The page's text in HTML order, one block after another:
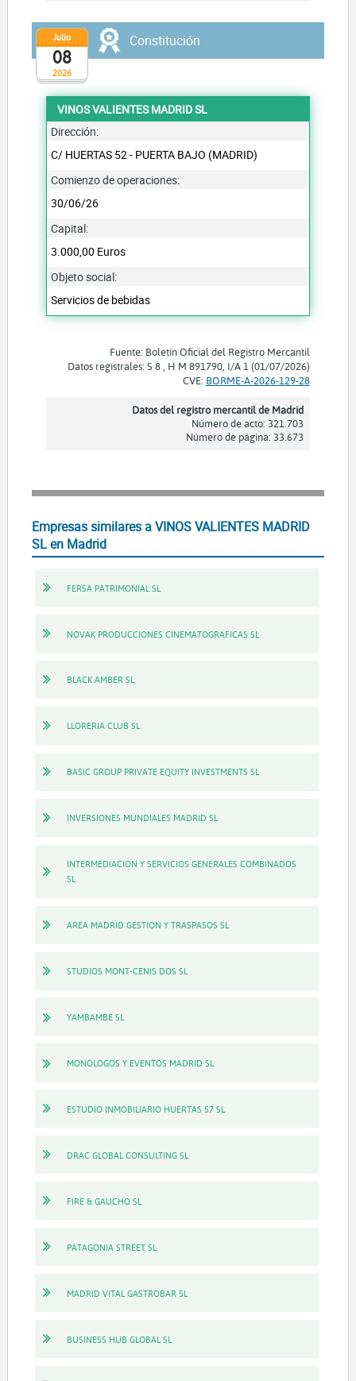
2026
Julio
08
Constitución
VINOS VALIENTES MADRID SL
Dirección:
C/ HUERTAS 52 - PUERTA BAJO (MADRID)
Comienzo de operaciones:
30/06/26
Capital:
3.000,00 Euros
Objeto social:
Servicios de bebidas
Fuente: Boletín Oficial del Registro Mercantil
Datos registrales: S 8 , H M 891790, I/A 1 (01/07/2026)
CVE: BORME-A-2026-129-28
Datos del registro mercantil de Madrid
Número de acto: 321.703
Número de página: 33.673
Empresas similares a VINOS VALIENTES MADRID
SL en Madrid
FERSA PATRIMONIAL SL
NOVAK PRODUCCIONES CINEMATOGRAFICAS SL
BLACK AMBER SL
LLORERIA CLUB SL
BASIC GROUP PRIVATE EQUITY INVESTMENTS SL
INVERSIONES MUNDIALES MADRID SL
INTERMEDIACION Y SERVICIOS GENERALES COMBINADOS
SL
AREA MADRID GESTION Y TRASPASOS SL
STUDIOS MONT-CENIS DOS SL
YAMBAMBE SL
MONOLOGOS Y EVENTOS MADRID SL
ESTUDIO INMOBILIARIO HUERTAS 57 SL
DRAC GLOBAL CONSULTING SL
FIRE & GAUCHO SL
PATAGONIA STREET SL
MADRID VITAL GASTROBAR SL
BUSINESS HUB GLOBAL SL